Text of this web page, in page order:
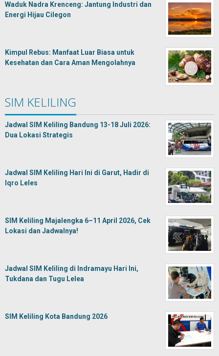
Waduk Nadra Krenceng: Jantung Industri dan
Energi Hijau Cilegon
Kimpul Rebus: Manfaat Luar Biasa untuk
Kesehatan dan Cara Aman Mengolahnya
SIM KELILING
Jadwal SIM Keliling Bandung 13-18 Juli 2026:
Dua Lokasi Strategis
Jadwal SIM Keliling Hari Ini di Garut, Hadir di
Iqro Leles
SIM Keliling Majalengka 6–11 April 2026, Cek
Lokasi dan Jadwalnya!
Jadwal SIM Keliling di Indramayu Hari Ini,
Tukdana dan Tugu Lelea
SIM Keliling Kota Bandung 2026